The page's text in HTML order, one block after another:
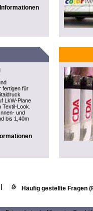
fertigen für
LkW-Plane
Look.
und
bis 1,40m
Häufig gestellte Fragen